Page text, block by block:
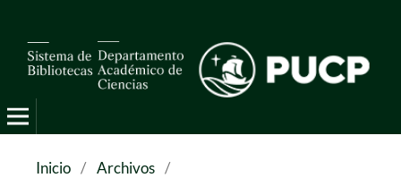
Inicio / Archivos /